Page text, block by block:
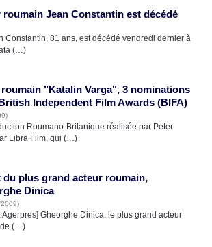
roumain Jean Constantin est décédé
Constantin, 81 ans, est décédé vendredi dernier à
(…)
"Katalin Varga", 3 nominations
Independent Film Awards (BIFA)
Roumano-Britanique réalisée par Peter
Libra Film, qui (…)
du plus grand acteur roumain,
Dinica
Agerpres] Gheorghe Dinica, le plus grand acteur
de (…)